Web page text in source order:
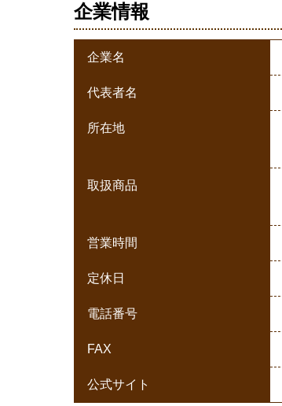
企業情報
企業名
代表者名
所在地
取扱商品
営業時間
定休日
電話番号
FAX
公式サイト